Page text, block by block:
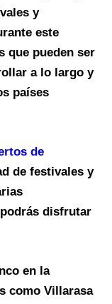
y
este
que pueden ser
a lo largo y
países
de
de festivales y
disfrutar
en la
como Villarasa